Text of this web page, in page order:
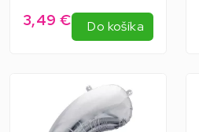
3,49 € Do košíka